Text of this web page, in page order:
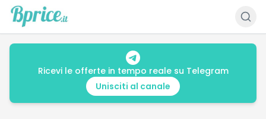
Ricevi le offerte in tempo reale su Telegram
Unisciti al canale